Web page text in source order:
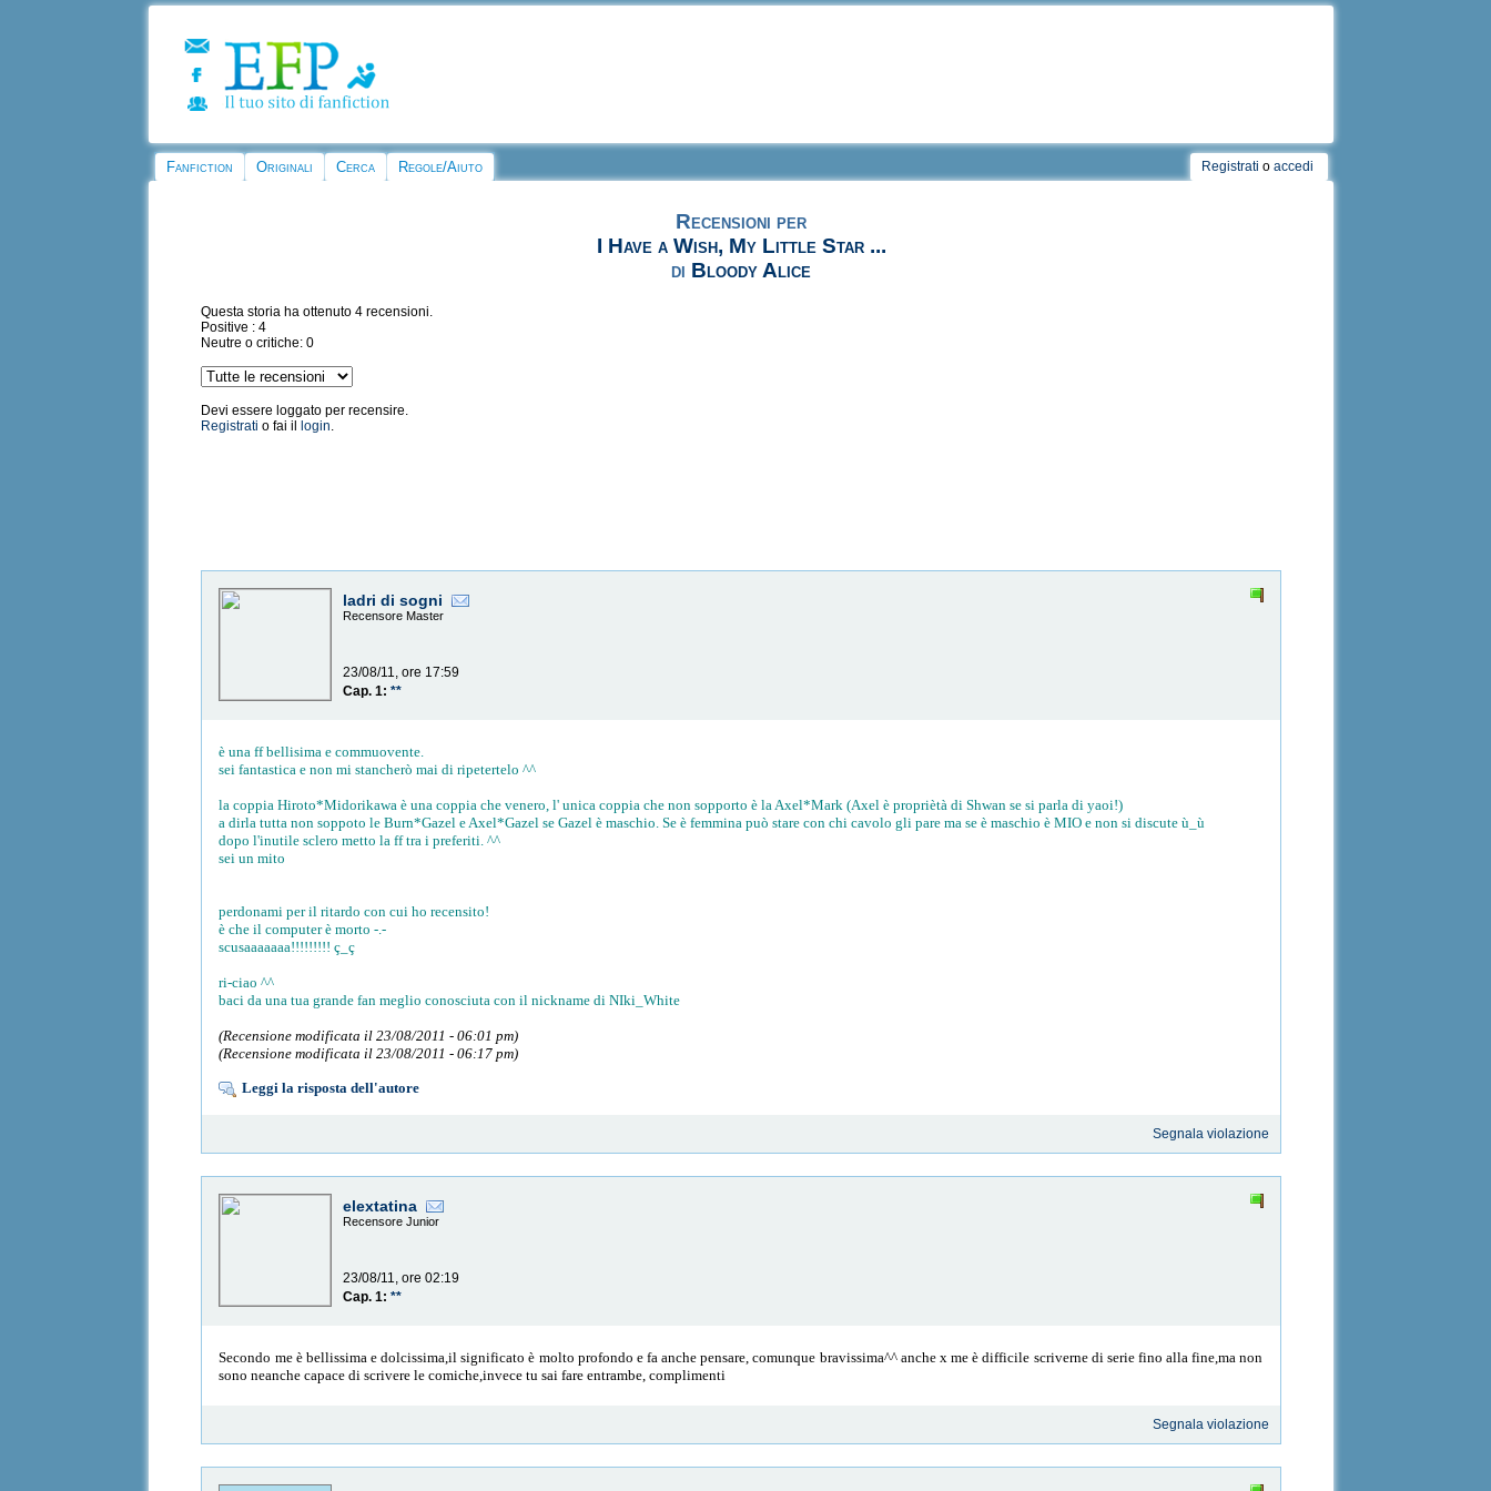
Fanfiction Originali Cerca Regole/Aiuto Registrati o accedi
Recensioni per
I Have a Wish, My Little Star ...
di Bloody Alice
Questa storia ha ottenuto 4 recensioni.
Positive : 4
Neutre o critiche: 0
Devi essere loggato per recensire.
Registrati o fai il login.
ladri di sogni
Recensore Master
23/08/11, ore 17:59
Cap. 1:**
è una ff bellisima e commuovente.
sei fantastica e non mi stancherò mai di ripetertelo ^^
la coppia Hiroto*Midorikawa è una coppia che venero, l' unica coppia che non sopporto è la Axel*Mark (Axel è propriètà di Shwan se si parla di yaoi!)
a dirla tutta non soppoto le Burn*Gazel e Axel*Gazel se Gazel è maschio. Se è femmina può stare con chi cavolo gli pare ma se è maschio è MIO e non si discute ù_ù
dopo l'inutile sclero metto la ff tra i preferiti. ^^
sei un mito
perdonami per il ritardo con cui ho recensito!
è che il computer è morto -.-
scusaaaaaaa!!!!!!!!! ç_ç
ri-ciao ^^
baci da una tua grande fan meglio conosciuta con il nickname di NIki_White
(Recensione modificata il 23/08/2011 - 06:01 pm)
(Recensione modificata il 23/08/2011 - 06:17 pm)
Leggi la risposta dell'autore
Segnala violazione
elextatina
Recensore Junior
23/08/11, ore 02:19
Cap. 1:**
Secondo me è bellissima e dolcissima,il significato è molto profondo e fa anche pensare, comunque bravissima^^ anche x me è difficile scriverne di serie fino alla fine,ma non
sono neanche capace di scrivere le comiche,invece tu sai fare entrambe, complimenti
Segnala violazione